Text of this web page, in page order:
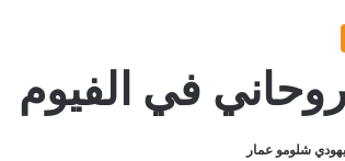
في الفيوم
شلومو عمار